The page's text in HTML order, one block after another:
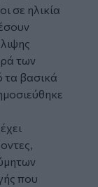
σε ηλικία
των
τα βασικά
που